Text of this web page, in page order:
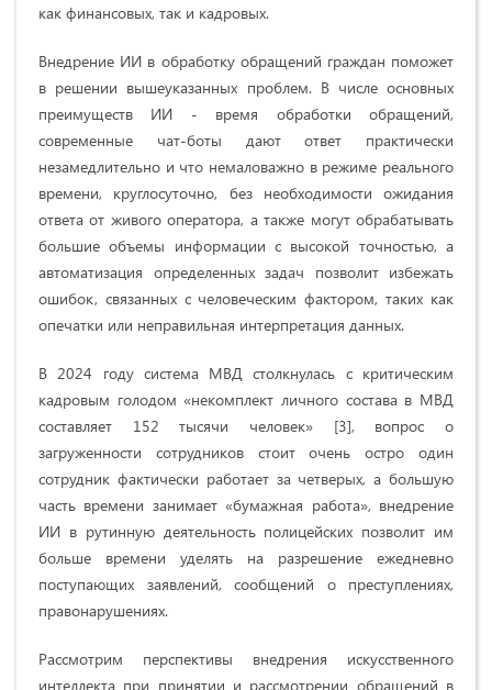
как финансовых, так и кадровых.
Внедрение ИИ в обработку обращений граждан поможет
в решении вышеуказанных проблем. В числе основных
преимуществ ИИ - время обработки обращений,
современные чат-боты дают ответ практически
незамедлительно и что немаловажно в режиме реального
времени, круглосуточно, без необходимости ожидания
ответа от живого оператора, а также могут обрабатывать
большие объемы информации с высокой точностью, а
автоматизация определенных задач позволит избежать
ошибок, связанных с человеческим фактором, таких как
опечатки или неправильная интерпретация данных.
В 2024 году система МВД столкнулась с критическим
кадровым голодом «некомплект личного состава в МВД
составляет 152 тысячи человек» [3], вопрос о
загруженности сотрудников стоит очень остро один
сотрудник фактически работает за четверых, а большую
часть времени занимает «бумажная работа», внедрение
ИИ в рутинную деятельность полицейских позволит им
больше времени уделять на разрешение ежедневно
поступающих заявлений, сообщений о преступлениях,
правонарушениях.
Рассмотрим перспективы внедрения искусственного
интеллекта при принятии и рассмотрении обращений в